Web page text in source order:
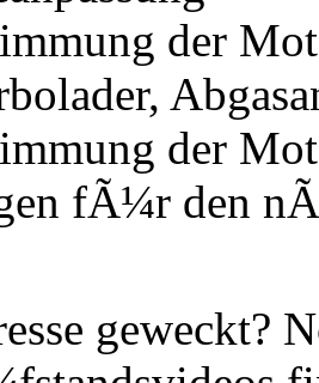
der
der
fÃ¼r den
geweckt?